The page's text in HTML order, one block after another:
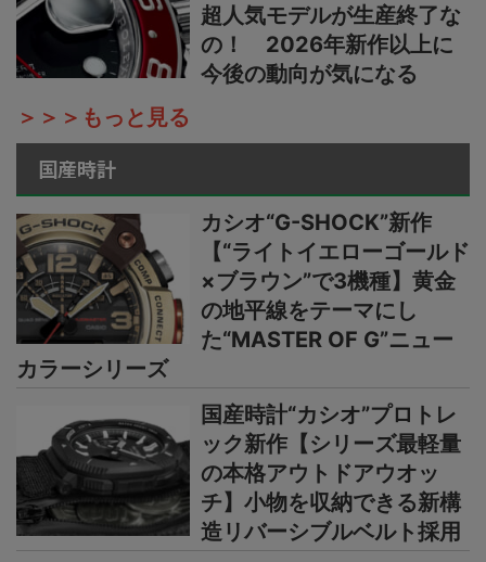
超人気モデルが生産終了な
の！ 2026年新作以上に
今後の動向が気になる
＞＞＞もっと見る
国産時計
カシオ“G-SHOCK”新作
【“ライトイエローゴールド
×ブラウン”で3機種】黄金
の地平線をテーマにし
た“MASTER OF G”ニュー
カラーシリーズ
国産時計“カシオ”プロトレ
ック新作【シリーズ最軽量
の本格アウトドアウオッ
チ】小物を収納できる新構
造リバーシブルベルト採用